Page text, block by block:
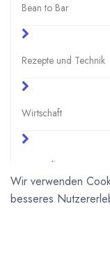
Bean to Bar
Rezepte und Technik
Wirtschaft
Gesundheit
Wir verwenden
besseres